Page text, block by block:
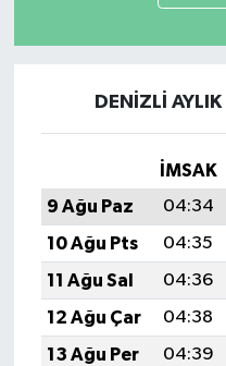
DENIZLI
İMSAK
9 Ağu Paz
04:34
10 Ağu Pts
04:35
11 Ağu Sal
04:36
12 Ağu Çar
04:38
13 Ağu Per
04:39